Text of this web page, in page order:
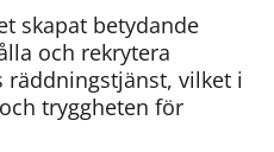
skapat betydande
och rekrytera
vilket i
tryggheten för